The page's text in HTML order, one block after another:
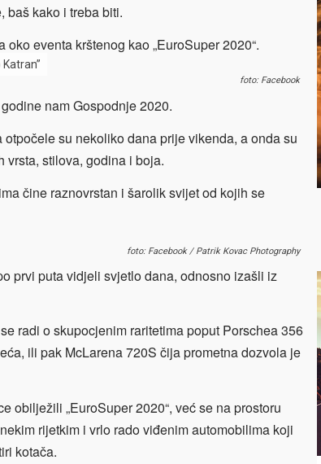
baš kako i treba biti.
eventa krštenog kao „EuroSuper 2020“.
foto: Facebook
nam Gospodnje 2020.
su nekoliko dana prije vikenda, a onda su
vrsta, stilova, godina i boja.
čine raznovrstan i šarolik svijet od kojih se
foto: Facebook / Patrik Kovac Photography
prvi puta vidjeli svjetlo dana, odnosno izašli iz
radi o skupocjenim raritetima poput Porschea 356
ili pak McLarena 720S čija prometna dozvola je
obilježili „EuroSuper 2020“, već se na prostoru
rijetkim i vrlo rado viđenim automobilima koji
kotača.